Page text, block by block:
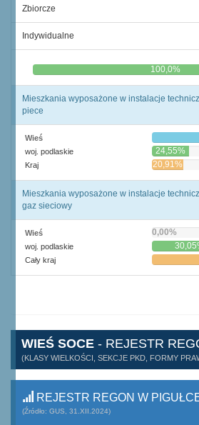
Zbiorcze
Indywidualne
0,0% 100,0%
Mieszkania wyposażone w instalacje
piece
Wieś
woj. podlaskie 24,55%
Kraj 20,91%
Mieszkania wyposażone w instalacje
gaz sieciowy
Wieś 0,00%
woj. podlaskie
Cały kraj
WIEŚ SOCE - REJESTR
(KLASY WIELKOŚCI, SEKCJE PKD, FORMY
REJESTR REGON W
(Źródło: GUS, 31.XII.2024)